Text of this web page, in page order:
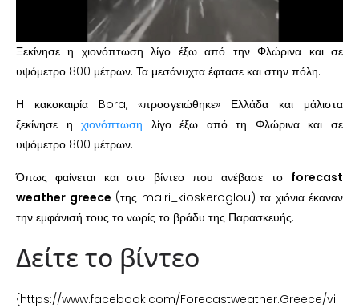
Ξεκίνησε η χιονόπτωση λίγο έξω από την Φλώρινα και σε
υψόμετρο 800 μέτρων. Τα μεσάνυχτα έφτασε και στην πόλη.
Η κακοκαιρία Bora, «προσγειώθηκε» Ελλάδα και μάλιστα
ξεκίνησε ηχιονόπτωση λίγο έξω από τη Φλώρινα και σε
υψόμετρο 800 μέτρων.
Όπως φαίνεται και στο βίντεο που ανέβασε το forecast
weather greece (της mairi_kioskeroglou) τα χιόνια έκαναν
την εμφάνισή τους το νωρίς το βράδυ της Παρασκευής.
Δείτε το βίντεο
{https://www.facebook.com/Forecastweather.Greece/vi